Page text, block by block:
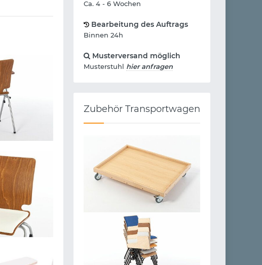
Ca. 4 - 6 Wochen
Bearbeitung des Auftrags
Binnen 24h
Musterversand möglich
Musterstuhl hier anfragen
Zubehör Transportwagen